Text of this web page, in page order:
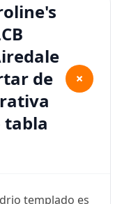
de
tabla
+
templado es